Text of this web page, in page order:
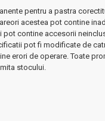
pentru a pastra
acestea pot contine
pot contine accesorii
pot fi modificate de
erori de operare. Toate
stocului.